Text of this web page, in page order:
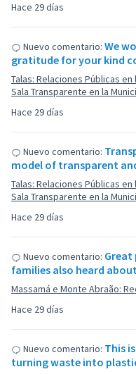
Hace 29 días
Hace 29 días
Nuevo comentario: We
gratitude for your kind
Talas: Relaciones Públicas
Sala Transparente en la
Hace 29 días
Nuevo comentario:
model of transparent
Talas: Relaciones Públicas
Sala Transparente en la
Hace 29 días
Nuevo comentario: Great
families also heard
Massamá e Monte Abraão:
Nuevo comentario: This
turning waste into